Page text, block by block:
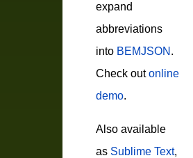
expand
abbreviations
into BEMJSON .
Check outonline
demo.
Also available
as Sublime Text,